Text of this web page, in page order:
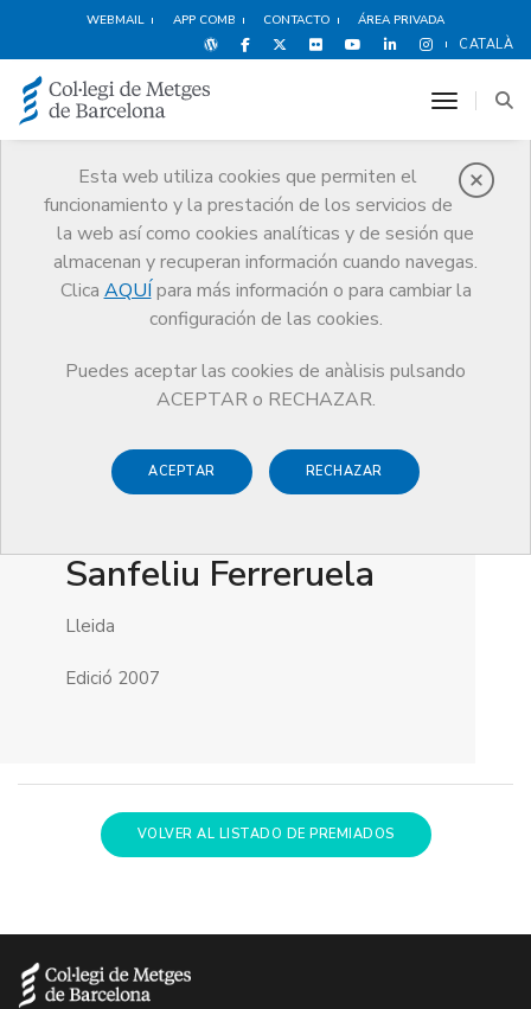
WEBMAIL APP COMB CONTACTO ÁREA PRIVADA
CATALÀ
Esta web utiliza cookies que permiten el
funcionamiento y la prestación de los servicios de
la web así como cookies analíticas y de sesión que
almacenan y recuperan información cuando navegas.
Clica AQUÍ para más información o para cambiar la
configuración de las cookies.
Puedes aceptar las cookies de anàlisis pulsando
ACEPTAR o RECHAZAR.
ACEPTAR RECHAZAR
toggle
Premios
El CoMB Guardonat Edició 2007
Guardonat Edició 2007
Sanfeliu Ferreruela
Lleida
Edició 2007
VOLVER AL LISTADO DE PREMIADOS